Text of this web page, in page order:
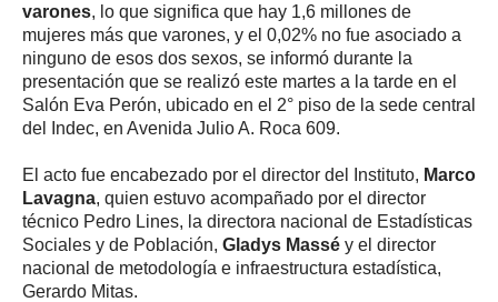
varones, lo que significa que hay 1,6 millones de
mujeres más que varones, y el 0,02% no fue asociado a
ninguno de esos dos sexos, se informó durante la
presentación que se realizó este martes a la tarde en el
Salón Eva Perón, ubicado en el 2° piso de la sede central
del Indec, en Avenida Julio A. Roca 609.
El acto fue encabezado por el director del Instituto, Marco
Lavagna, quien estuvo acompañado por el director
técnico Pedro Lines, la directora nacional de Estadísticas
Sociales y de Población, Gladys Massé y el director
nacional de metodología e infraestructura estadística,
Gerardo Mitas.